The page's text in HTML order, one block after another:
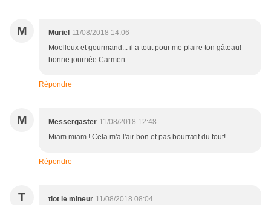
M Muriel 11/08/2018 14:06
Moelleux et gourmand... il a tout pour me plaire ton gâteau!
bonne journée Carmen
Répondre
M Messergaster 11/08/2018 12:48
Miam miam ! Cela m'a l'air bon et pas bourratif du tout!
Répondre
T tiot le mineur 11/08/2018 08:04